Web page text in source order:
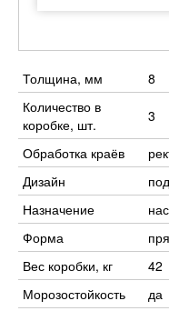
Толщина, мм
8
Количество в
коробке, шт.
3
Обработка краёв
Дизайн
Назначение
Форма
Вес коробки, кг
42
Морозостойкость
да